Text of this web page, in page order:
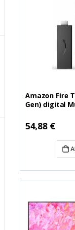
Amazon Fire
Gen) digital
54,88 €